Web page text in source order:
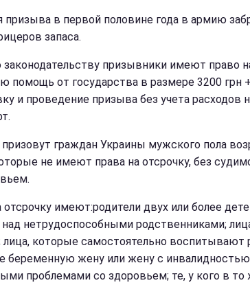
призыва в первой половине года в армию
запаса.
законодательству призывники имеют право
помощь от государства в размере 3200 грн
и проведение призыва без учета расходов
граждан Украины мужского пола
не имеют права на отсрочку, без
отсрочку имеют:родители двух или более
нетрудоспособными родственниками;
лица, которые самостоятельно воспитывают
жену или жену с
проблемами со здоровьем; те, у кого в